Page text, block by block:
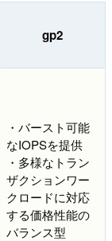
gp2
・バースト可能
なIOPSを提供
・多様なトラン
ザクションワー
クロードに対応
する価格性能の
バランス型